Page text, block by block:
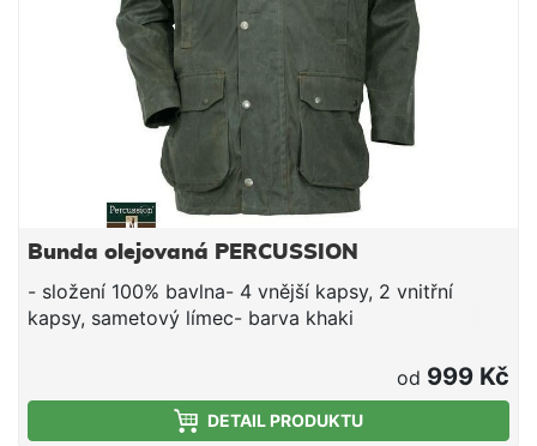
Bunda olejovaná PERCUSSION
- složení 100% bavlna- 4 vnější kapsy, 2 vnitřní
kapsy, sametový límec- barva khaki
od 999 Kč
DETAIL PRODUKTU